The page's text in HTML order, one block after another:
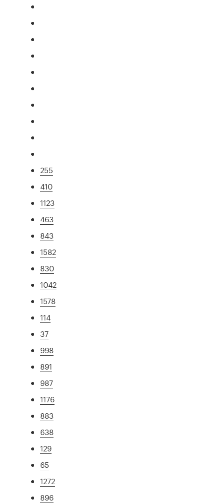
255
410
1123
463
843
1582
830
1042
1578
114
37
998
891
987
1176
883
638
129
65
1272
896